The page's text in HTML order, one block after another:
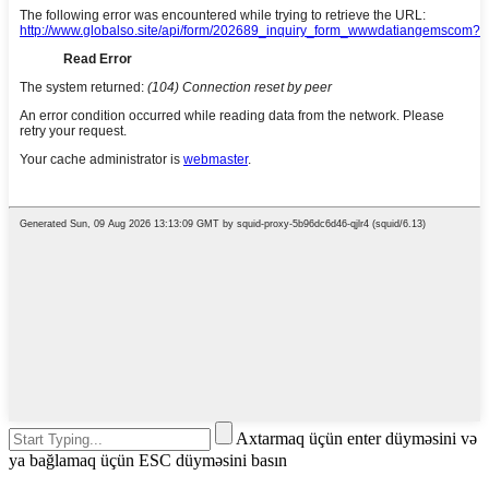
Axtarmaq üçün enter düyməsini və
ya bağlamaq üçün ESC düyməsini basın